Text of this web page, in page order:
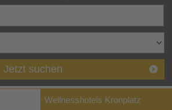
Jetzt suchen
Wellnesshotels Kronplatz